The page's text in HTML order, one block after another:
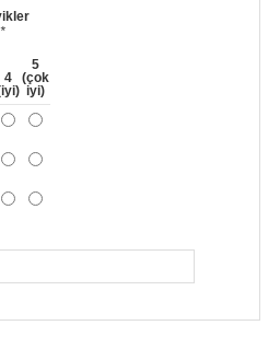
*
4
5
(çok
iyi)